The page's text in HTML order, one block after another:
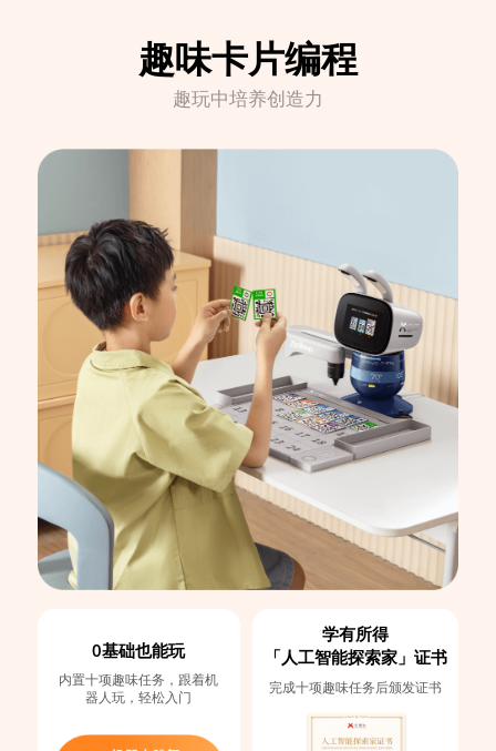
趣味卡片编程
趣玩中培养创造力
0基础也能玩
内置十项趣味任务，跟着机
器人玩，轻松入门
学有所得
「人工智能探索家」证书
完成十项趣味任务后颁发证书